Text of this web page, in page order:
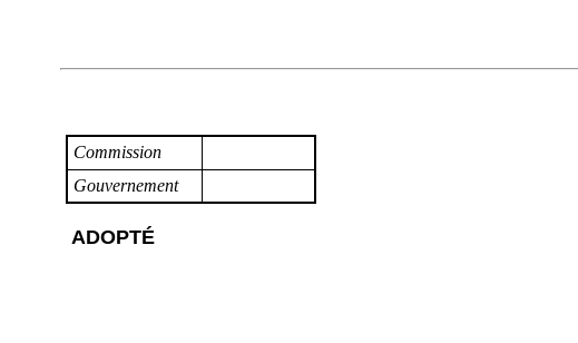
Commission
Gouvernement
ADOPTÉ